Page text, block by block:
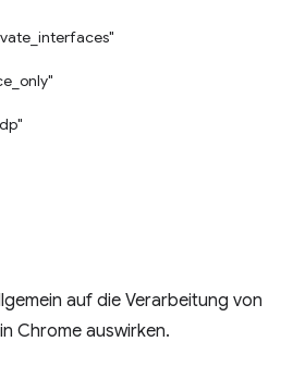
auf die Verarbeitung von
Chrome auswirken.